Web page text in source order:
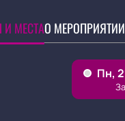
МЕСТАО МЕРОПРИЯТИИ